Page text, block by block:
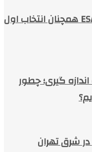
چرا محصولات جوشکاری ESAB همچنان انتخاب اول
گیری؛ چطور
شرق تهران